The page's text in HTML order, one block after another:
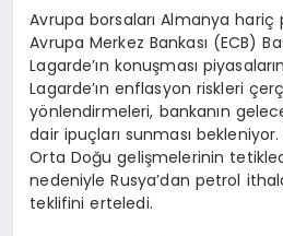
Avrupa borsaları Almanya hariç
Avrupa Merkez Bankası (ECB)
Lagarde’ın konuşması
Lagarde’ın enflasyon riskleri
yönlendirmeleri, bankanın
dair ipuçları sunması
Orta Doğu gelişmelerinin
nedeniyle Rusya’dan petrol
teklifini erteledi.